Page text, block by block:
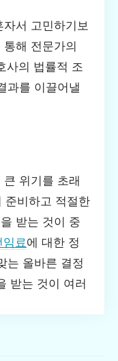
서 고민하기보
통해 전문가의
사의 법률적 조
과를 이끌어낼
위기를 초래
준비하고 적절한
받는 것이 중
료에 대한 정
는 올바른 결정
받는 것이 여러